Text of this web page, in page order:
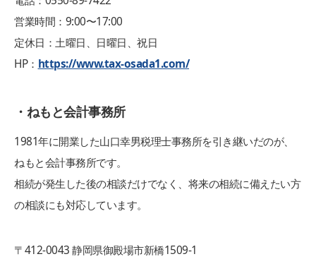
営業時間：9:00〜17:00
定休日：土曜日、日曜日、祝日
HP： https://www.tax-osada1.com/
・ねもと会計事務所
1981年に開業した山口幸男税理士事務所を引き継いだのが、
ねもと会計事務所です。
相続が発生した後の相談だけでなく、将来の相続に備えたい方
の相談にも対応しています。
〒412-0043 静岡県御殿場市新橋1509-1